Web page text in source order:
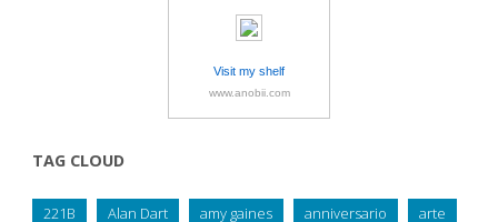
Visit my shelf
www.anobii.com
TAG CLOUD
221B Alan Dart amy gaines anniversario arte